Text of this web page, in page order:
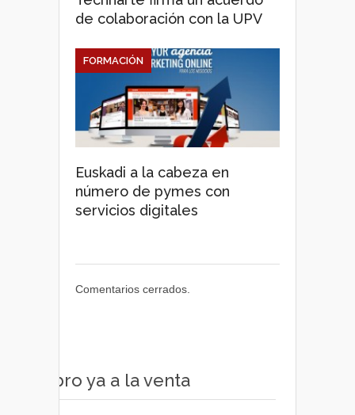
de colaboración con la UPV
Euskadi a la cabeza en
número de pymes con
servicios digitales
FORMACIÓN
Comentarios cerrados.
Libro ya a la venta